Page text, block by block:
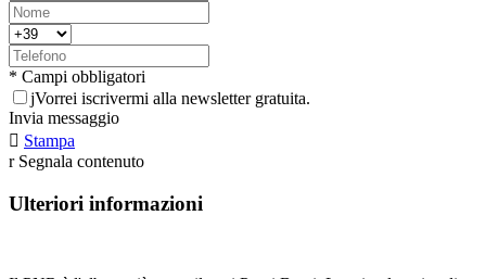
* Campi obbligatori
jVorrei iscrivermi alla newsletter gratuita.
Invia messaggio
 Stampa
r Segnala contenuto
Ulteriori informazioni